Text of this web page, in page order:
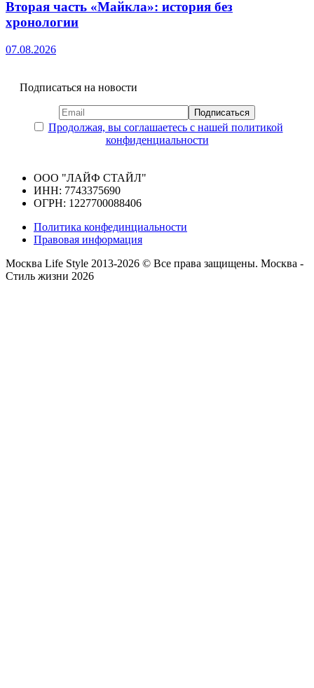
Вторая часть «Майкла»: история без
хронологии
07.08.2026
Подписаться на новости
Продолжая, вы соглашаетесь с нашей политикой
конфиденциальности
ООО "ЛАЙФ СТАЙЛ"
ИНН: 7743375690
ОГРН: 1227700088406
Политика конфединциальности
Правовая информация
Москва Life Style 2013-2026 © Все права защищены. Москва -
Стиль жизни 2026